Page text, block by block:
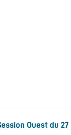
Ouest du 27